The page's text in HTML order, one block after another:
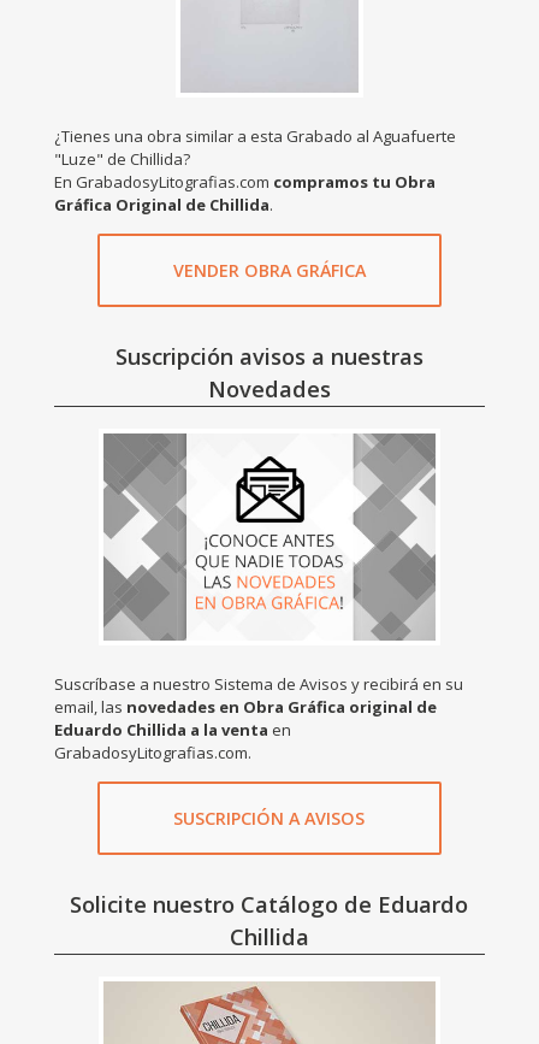
¿Tienes una obra similar a esta Grabado al Aguafuerte
"Luze" de Chillida?
En GrabadosyLitografias.com compramos tu Obra
Gráfica Original de Chillida.
VENDER OBRA GRÁFICA
Suscripción avisos a nuestras
Novedades
Suscríbase a nuestro Sistema de Avisos y recibirá en su
email, las novedades en Obra Gráfica original de
Eduardo Chillida a la venta en
GrabadosyLitografias.com.
SUSCRIPCIÓN A AVISOS
Solicite nuestro Catálogo de Eduardo
Chillida